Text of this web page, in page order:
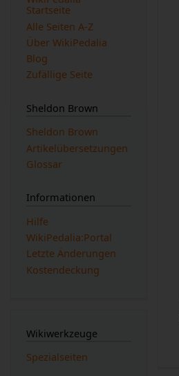
Startseite
Alle Seiten A-Z
Über WikiPedalia
Blog
Zufällige Seite
Sheldon Brown
Sheldon Brown
Artikelübersetzungen
Glossar
Informationen
Hilfe
WikiPedalia:Portal
Letzte Änderungen
Kostendeckung
Wikiwerkzeuge
Spezialseiten